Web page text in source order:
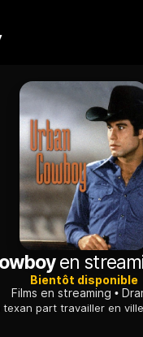
en
Bientôt disponible
Films en streaming